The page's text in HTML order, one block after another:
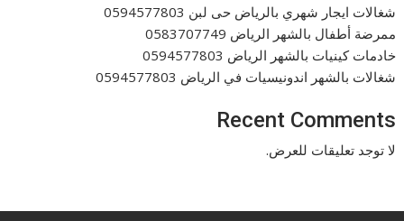
شغالات ايجار شهري بالرياض حى لبن 0594577803
ممرضة أطفال بالشهر الرياض 0583707749
خادمات كينيات بالشهر الرياض 0594577803
شغالات بالشهر اندونيسيات في الرياض 0594577803
Recent Comments
لا توجد تعليقات للعرض.